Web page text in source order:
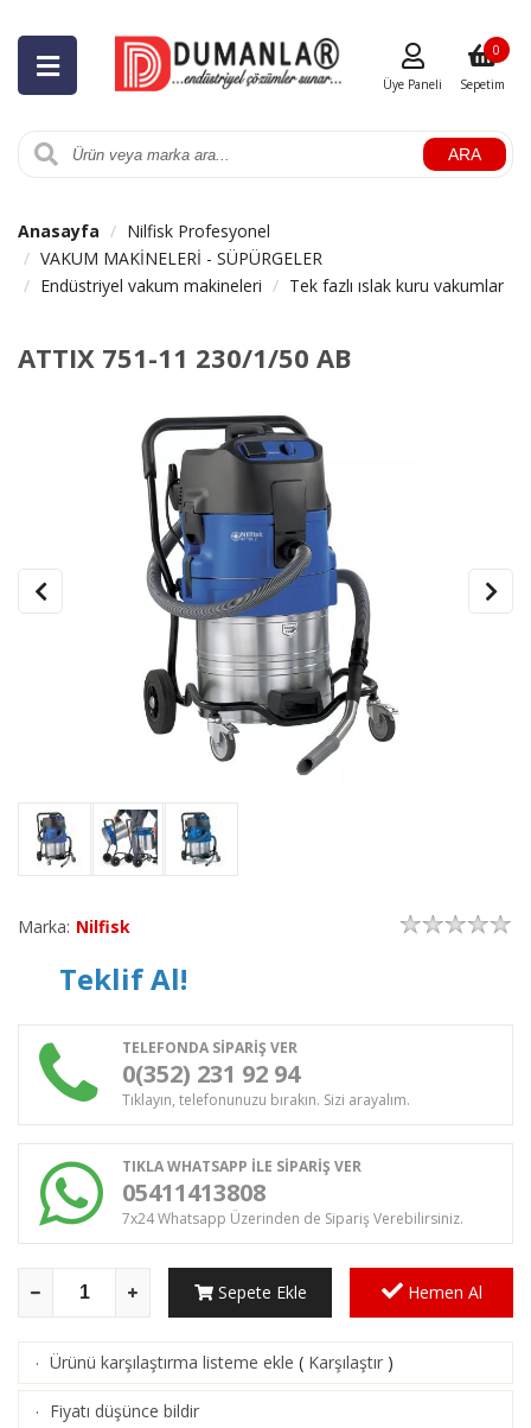
ARA
Üye Paneli Sepetim
0
Anasayfa
Nilfisk Profesyonel
VAKUM MAKİNELERİ - SÜPÜRGELER
Endüstriyel vakum makineleri
Tek fazlı ıslak kuru vakumlar
ATTIX 751-11 230/1/50 AB
Marka: Nilfisk
Teklif Al!
TELEFONDA SİPARİŞ VER
0(352) 231 92 94
Tıklayın, telefonunuzu bırakın. Sizi arayalım.
TIKLA WHATSAPP İLE SİPARİŞ VER
05411413808
7x24 Whatsapp Üzerinden de Sipariş Verebilirsiniz.
Sepete Ekle Hemen Al
· Ürünü karşılaştırma listeme ekle ( Karşılaştır )
· Fiyatı düşünce bildir